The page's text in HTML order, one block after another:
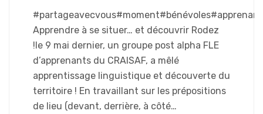
Apprendre à se situer… et découvrir Rodez
!le 9 mai dernier, un groupe post alpha FLE
d’apprenants du CRAISAF, a mêlé
apprentissage linguistique et découverte du
territoire ! En travaillant sur les prépositions
de lieu (devant, derrière, à côté…